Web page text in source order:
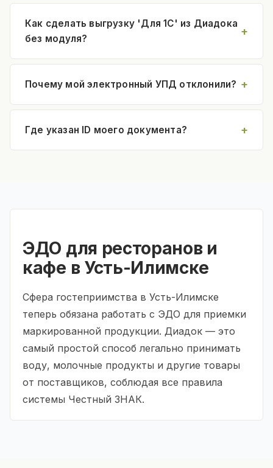
Как сделать выгрузку 'Для 1С' из Диадока
без модуля?
Почему мой электронный УПД отклонили?
Где указан ID моего документа?
ЭДО для ресторанов и
кафе в Усть-Илимске
Сфера гостеприимства в Усть-Илимске
теперь обязана работать с ЭДО для приемки
маркированной продукции. Диадок — это
самый простой способ легально принимать
воду, молочные продукты и другие товары
от поставщиков, соблюдая все правила
системы Честный ЗНАК.